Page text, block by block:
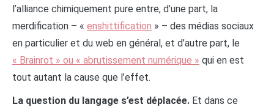
l’alliance chimiquement pure entre, d’une part, la
merdification – « enshittification » – des médias sociaux
en particulier et du web en général, et d’autre part, le
« Brainrot » ou « abrutissement numérique » qui en est
tout autant la cause que l’effet.
La question du langage s’est déplacée. Et dans ce